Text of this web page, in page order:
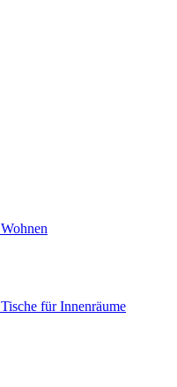
Wohnen
Tische für Innenräume